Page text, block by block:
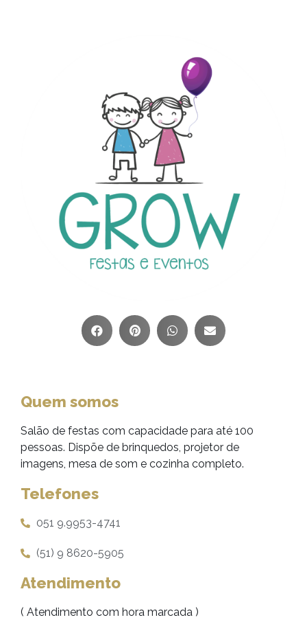
Quem somos
Salão de festas com capacidade para até 100
pessoas. Dispõe de brinquedos, projetor de
imagens, mesa de som e cozinha completo.
Telefones
051 9.9953-4741
(51) 9 8620-5905
Atendimento
( Atendimento com hora marcada )